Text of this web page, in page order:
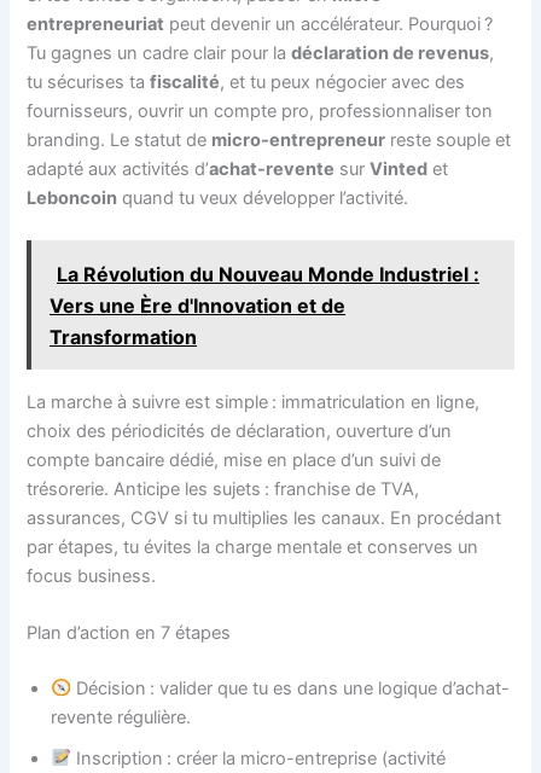
entrepreneuriat peut devenir un accélérateur. Pourquoi ?
Tu gagnes un cadre clair pour ladéclaration de revenus,
tu sécurises tafiscalité, et tu peux négocier avec des
fournisseurs, ouvrir un compte pro, professionnaliser ton
branding. Le statut de micro-entrepreneur reste souple et
adapté aux activités d’achat-revente surVinted et
Leboncoin quand tu veux développer l’activité.
La Révolution du Nouveau Monde Industriel :
Vers une Ère d'Innovation et de
Transformation
La marche à suivre est simple : immatriculation en ligne,
choix des périodicités de déclaration, ouverture d’un
compte bancaire dédié, mise en place d’un suivi de
trésorerie. Anticipe les sujets : franchise de TVA,
assurances, CGV si tu multiplies les canaux. En procédant
par étapes, tu évites la charge mentale et conserves un
focus business.
Plan d’action en 7 étapes
Décision : valider que tu es dans une logique d’achat-
revente régulière.
Inscription : créer la micro-entreprise (activité